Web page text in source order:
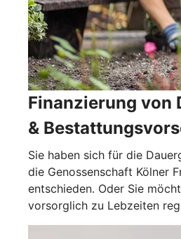
Finanzierung von
&
Sie haben sich für die
die Genossenschaft Kölner
entschieden. Oder Sie
vorsorglich zu Lebzeiten